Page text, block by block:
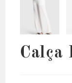
Calça